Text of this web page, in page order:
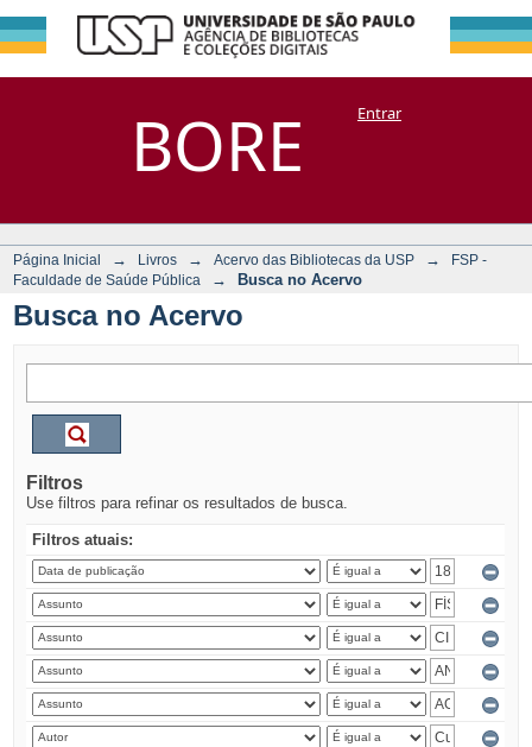
BORE
Busca no Acervo
DSpace/Manakin + CoriscoEntrar
Página Inicial → Livros → Acervo das Bibliotecas da USP →
FSP -
Faculdade de Saúde Pública
→ Busca no Acervo
Busca no Acervo
Filtros
Use filtros para refinar os resultados de busca.
Filtros atuais: